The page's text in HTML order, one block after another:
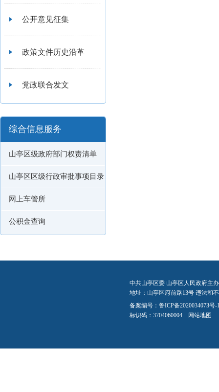
公开意见征集
政策文件历史沿革
党政联合发文
综合信息服务
山亭区级政府部门权责清单
山亭区区级行政审批事项目录
网上车管所
公积金查询
中共山亭区委 山亭区人民政府主
地址：山亭区府前路13号 违法和
备案编号： 鲁ICP备2020034073号-
标识码：3704060004 网站地图